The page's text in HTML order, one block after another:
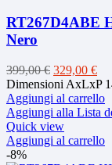
RT267D4ABE
Nero
399,00€ Il
prezzo
originale
era:
399,00 €.
329,00 €Il
è:
Dimensioni AxLxP
Aggiungi al carrello
Aggiungi alla Lista
Quick view
Aggiungi al carrello
-8%